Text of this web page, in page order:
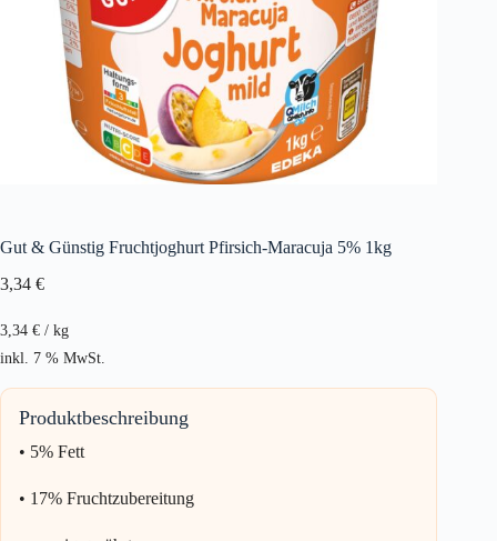
Gut & Günstig Fruchtjoghurt Pfirsich-Maracuja 5% 1kg
3,34 €
3,34 € / kg
inkl. 7 % MwSt.
Produktbeschreibung
• 5% Fett
• 17% Fruchtzubereitung